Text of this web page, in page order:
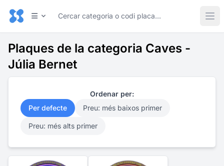
Plaques de la categoria Caves -
Júlia Bernet
Ordenar per:
Per defecte
Preu: més baixos primer
Preu: més alts primer